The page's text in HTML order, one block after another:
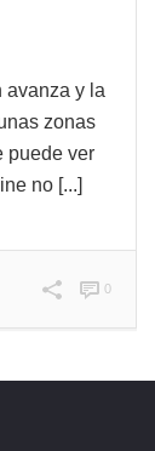
avanza y la
zonas
puede ver
no [...]
0